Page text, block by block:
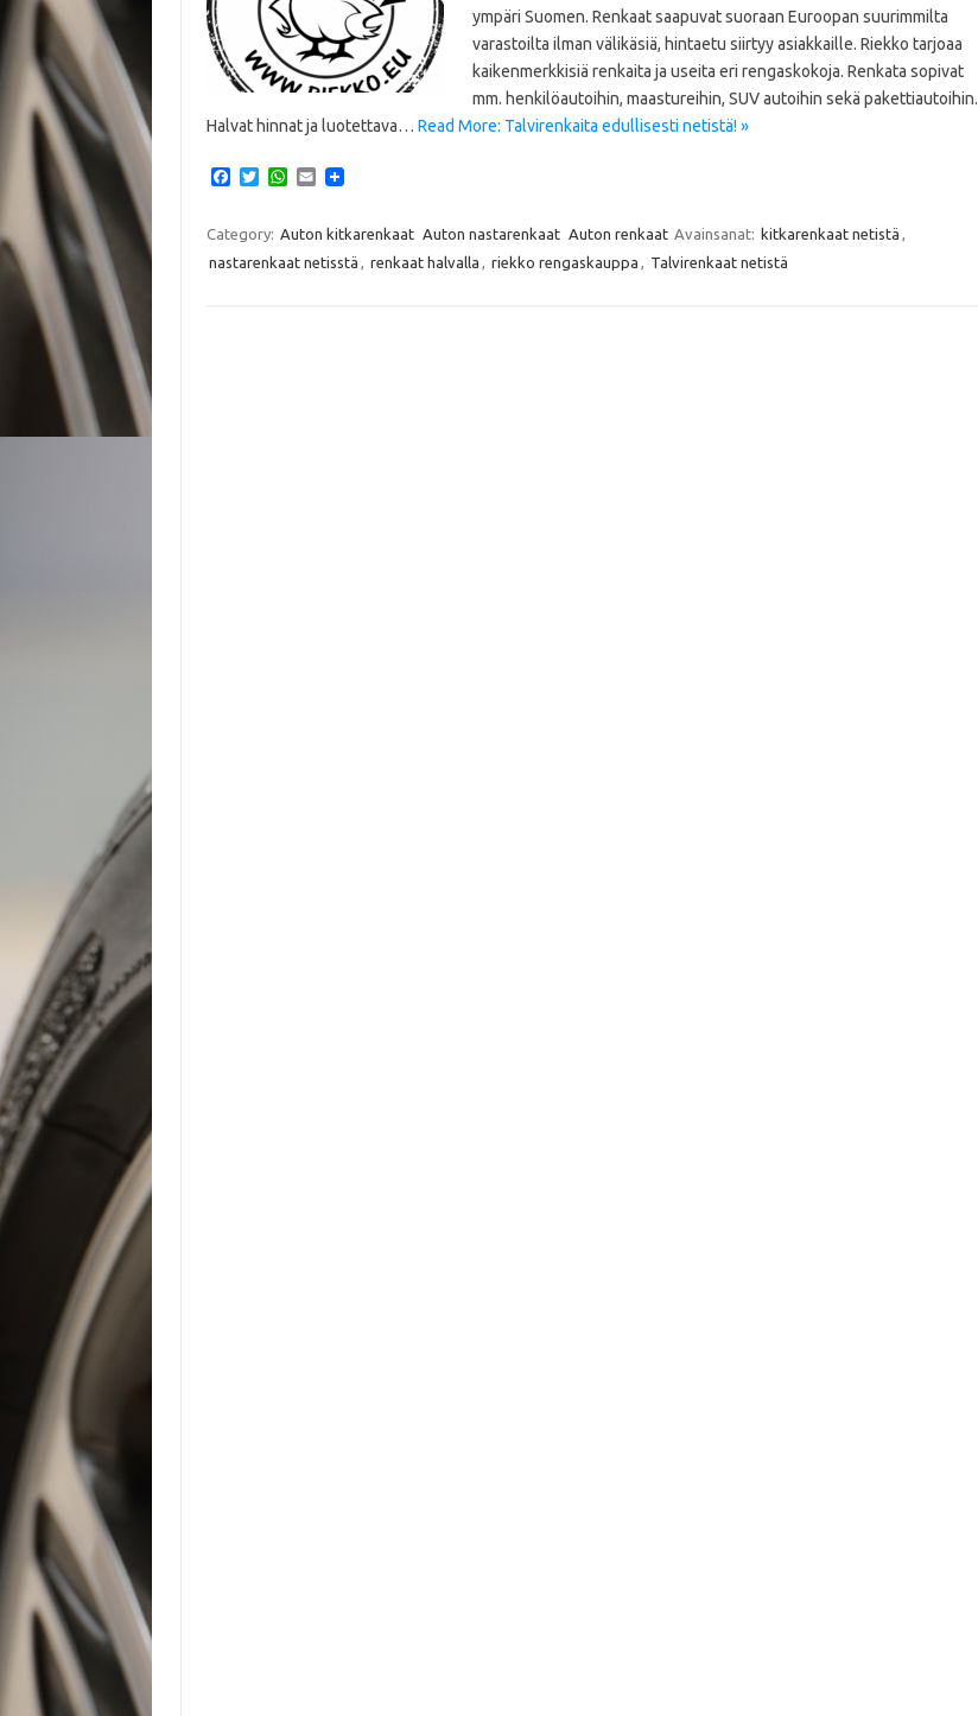
ympäri Suomen. Renkaat saapuvat suoraan Euroopan suurimmilta
varastoilta ilman välikäsiä, hintaetu siirtyy asiakkaille. Riekko tarjoaa
kaikenmerkkisiä renkaita ja useita eri rengaskokoja. Renkata sopivat
mm. henkilöautoihin, maastureihin, SUV autoihin sekä pakettiautoihin.
Halvat hinnat ja luotettava… Read More: Talvirenkaita edullisesti netistä! »
e
b
o
T
t
e
W
t
s
A
E
i
Category: Auton kitkarenkaat Auton nastarenkaat Auton renkaat Avainsanat: kitkarenkaat netistä ,
nastarenkaat netisstä , renkaat halvalla , riekko rengaskauppa , Talvirenkaat netistä